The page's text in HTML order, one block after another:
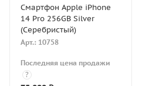
Смартфон Apple iPhone
14 Pro 256GB Silver
(Серебристый)
Арт.: 10758
Последняя цена продажи
?